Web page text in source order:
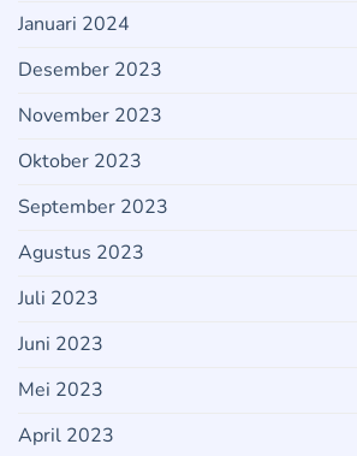
Januari 2024
Desember 2023
November 2023
Oktober 2023
September 2023
Agustus 2023
Juli 2023
Juni 2023
Mei 2023
April 2023